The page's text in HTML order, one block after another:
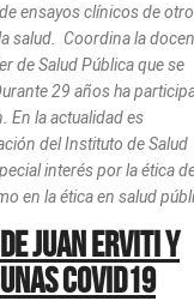
ensayos clínicos de
salud. Coordina la
de Salud Pública que se
29 años ha
En la actualidad es
del Instituto de Salud
interés por la ética
en la ética en salud
Juan Erviti y
Covid19